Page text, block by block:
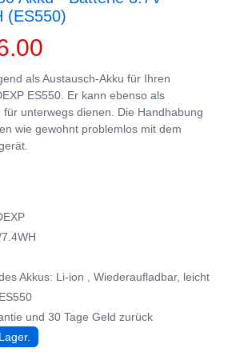
(ES550)
als Austausch-Akku für Ihren
ES550. Er kann ebenso als
unterwegs dienen. Die Handhabung
wie gewohnt problemlos mit dem
Akkus: Li-ion , Wiederaufladbar, leicht
und 30 Tage Geld zurück